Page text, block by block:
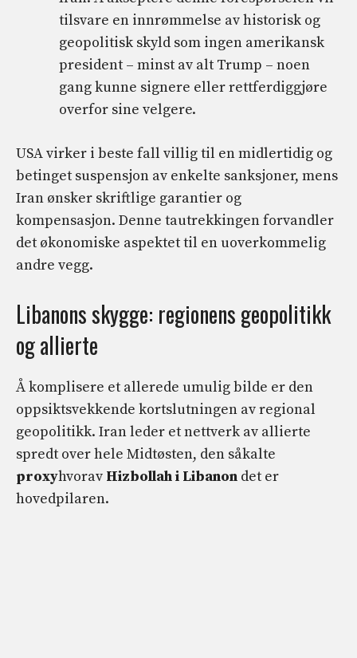
tilsvare en innrømmelse av historisk og
geopolitisk skyld som ingen amerikansk
president – minst av alt Trump – noen
gang kunne signere eller rettferdiggjøre
overfor sine velgere.
USA virker i beste fall villig til en midlertidig og
betinget suspensjon av enkelte sanksjoner, mens
Iran ønsker skriftlige garantier og
kompensasjon. Denne tautrekkingen forvandler
det økonomiske aspektet til en uoverkommelig
andre vegg.
Libanons skygge: regionens geopolitikk
og allierte
Å komplisere et allerede umulig bilde er den
oppsiktsvekkende kortslutningen av regional
geopolitikk. Iran leder et nettverk av allierte
spredt over hele Midtøsten, den såkalte
proxyhvorav Hizbollah i Libanon det er
hovedpilaren.